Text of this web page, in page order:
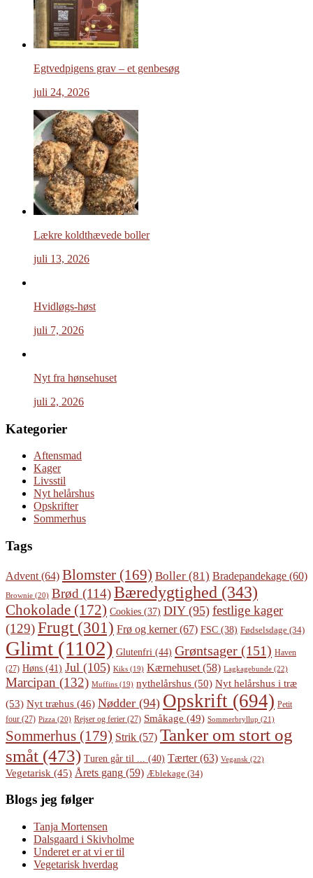
Egtvedpigens grav – et genbesøg
juli 24, 2026
Lækre koldthævede boller
juli 13, 2026
Hvidløgs-høst
juli 7, 2026
Nyt fra hønsehuset
juli 2, 2026
Kategorier
Aftensmad
Kager
Livsstil
Nyt helårshus
Opskrifter
Sommerhus
Tags
Advent (64) Blomster (169) Boller (81) Bradepandekage (60)
Brownie (20) Brød (114)Bæredygtighed (343)
Chokolade (172) Cookies (37) DIY(95) festlige kager
(129)Frugt (301) Frø og kerner(67) FSC (38) Fødselsdage (34)
Glimt (1102) Glutenfri (44) Grøntsager (151) Haven
(27) Høns (41) Jul (105) Kiks (19) Kærnehuset (58) Lagkagebunde (22)
Marcipan (132) Muffins (19) nythelårshus (50) Nyt helårshus i træ
(53) Nyt træhus (46) Nødder (94) Opskrift (694) Petit
four (27) Pizza (20) Rejser og ferier (27) Småkage (49) Sommerbryllup (21)
Sommerhus (179) Strik (57) Tanker om stort og
småt (473) Turen går til ... (40) Tærter(63) Vegansk (22)
Vegetarisk (45) Årets gang (59) Æblekage (34)
Blogs jeg følger
Tanja Mortensen
Dalsgaard i Skivholme
Underet er at vi er til
Vegetarisk hverdag